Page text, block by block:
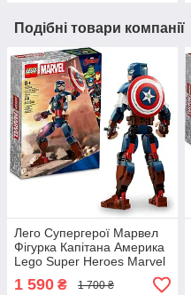
Подібні товари компанії
Лего Супергерої Марвел
Фігурка Капітана Америка
Lego Super Heroes Marvel
76258
1 590 ₴ 1 700 ₴